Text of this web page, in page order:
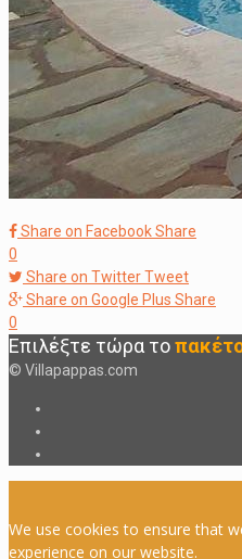
Share on FacebookShare
0
Share on TwitterTweet
Share on Google Plus Share
0
Επιλέξτε τώρα το
© Villapappas.com
We use cookies to ensure that
experience on our website.